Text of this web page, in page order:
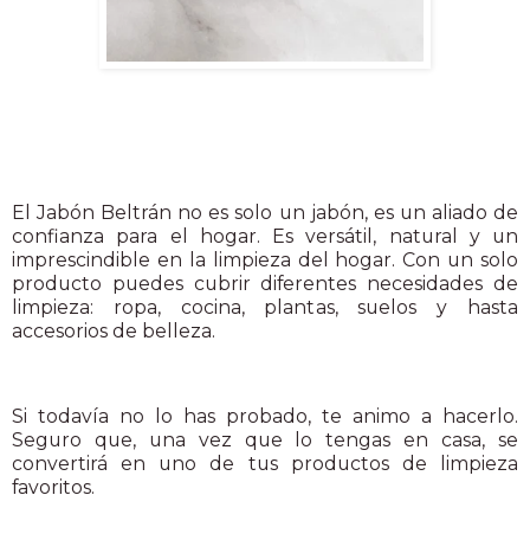
El Jabón Beltrán no es solo un jabón, es un aliado de
confianza para el hogar. Es versátil, natural y un
imprescindible en la limpieza del hogar. Con un solo
producto puedes cubrir diferentes necesidades de
limpieza: ropa, cocina, plantas, suelos y hasta
accesorios de belleza.
Si todavía no lo has probado, te animo a hacerlo.
Seguro que, una vez que lo tengas en casa, se
convertirá en uno de tus productos de limpieza
favoritos.